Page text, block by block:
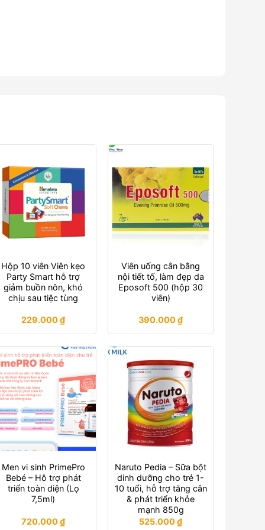
Hộp 10 viên Viên kẹo
Party Smart hỗ trợ
giảm buồn nôn, khó
chịu sau tiệc tùng
229.000₫
Viên uống cân bằng
nội tiết tố, làm đẹp da
Eposoft 500 (hộp 30
viên)
390.000₫
Men vi sinh PrimePro
Bebé – Hỗ trợ phát
triển toàn diện (Lọ
7,5ml)
720.000₫
Naruto Pedia – Sữa bột
dinh dưỡng cho trẻ 1-
10 tuổi, hỗ trợ tăng cân
& phát triển khỏe
mạnh 850g
525.000₫